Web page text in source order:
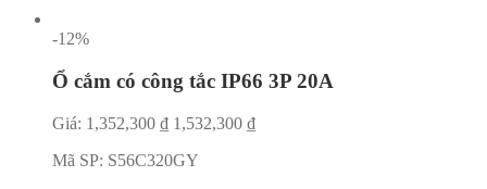
-12%
Ổ cắm có công tắc IP66 3P 20A
Giá: 1,352,300 ₫ 1,532,300 ₫
Mã SP: S56C320GY